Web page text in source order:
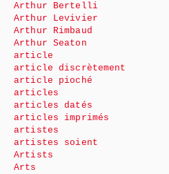
Arthur Bertelli
Arthur Levivier
Arthur Rimbaud
Arthur Seaton
article
article discrètement
article pioché
articles
articles datés
articles imprimés
artistes
artistes soient
Artists
Arts